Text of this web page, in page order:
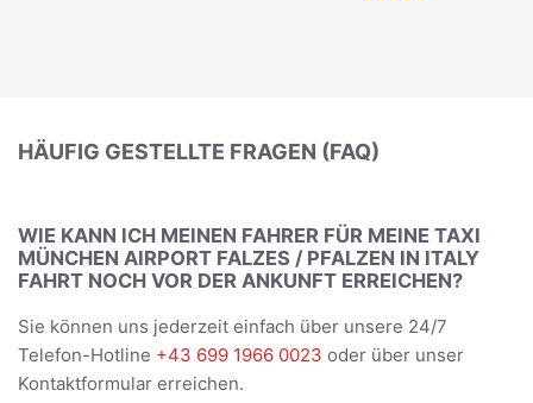
HÄUFIG GESTELLTE FRAGEN (FAQ)
WIE KANN ICH MEINEN FAHRER FÜR MEINE TAXI
MÜNCHEN AIRPORT FALZES / PFALZEN IN ITALY
FAHRT NOCH VOR DER ANKUNFT ERREICHEN?
Sie können uns jederzeit einfach über unsere 24/7
Telefon-Hotline +43 699 1966 0023 oder über unser
Kontaktformular erreichen.